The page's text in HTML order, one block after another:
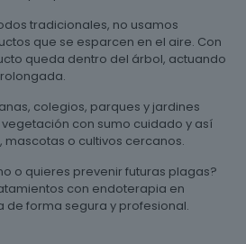
tradicionales, no usamos
que se esparcen en el aire. Con
queda dentro del árbol, actuando
colegios, parques y jardines
con sumo cuidado y así
mascotas o cultivos cercanos.
o quieres prevenir futuras plagas?
con endoterapia en
de forma segura y profesional.